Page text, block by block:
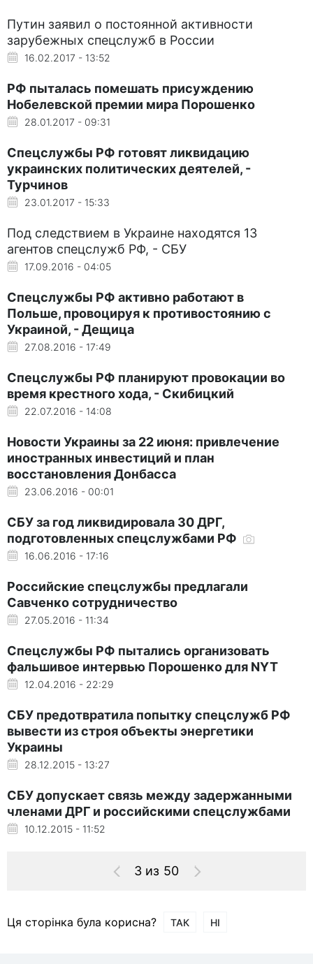
Путин заявил о постоянной активности
зарубежных спецслужб в России
16.02.2017 - 13:52
РФ пыталась помешать присуждению
Нобелевской премии мира Порошенко
28.01.2017 - 09:31
Спецслужбы РФ готовят ликвидацию
украинских политических деятелей, -
Турчинов
23.01.2017 - 15:33
Под следствием в Украине находятся 13
агентов спецслужб РФ, - СБУ
17.09.2016 - 04:05
Спецслужбы РФ активно работают в
Польше, провоцируя к противостоянию с
Украиной, - Дещица
27.08.2016 - 17:49
Спецслужбы РФ планируют провокации во
время крестного хода, - Скибицкий
22.07.2016 - 14:08
Новости Украины за 22 июня: привлечение
иностранных инвестиций и план
восстановления Донбасса
23.06.2016 - 00:01
СБУ за год ликвидировала 30 ДРГ,
подготовленных спецслужбами РФ
16.06.2016 - 17:16
Российские спецслужбы предлагали
Савченко сотрудничество
27.05.2016 - 11:34
Спецслужбы РФ пытались организовать
фальшивое интервью Порошенко для NYT
12.04.2016 - 22:29
СБУ предотвратила попытку спецслужб РФ
вывести из строя объекты энергетики
Украины
28.12.2015 - 13:27
СБУ допускает связь между задержанными
членами ДРГ и российскими спецслужбами
10.12.2015 - 11:52
3 из 50
Ця сторінка була корисна? ТАК НІ